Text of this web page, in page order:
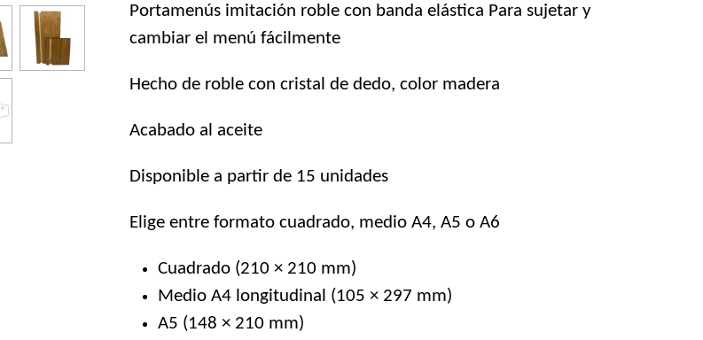
Portamenús imitación roble con banda elástica Para sujetar y
cambiar el menú fácilmente
Hecho de roble con cristal de dedo, color madera
Acabado al aceite
Disponible a partir de 15 unidades
Elige entre formato cuadrado, medio A4, A5 o A6
Cuadrado (210 × 210 mm)
Medio A4 longitudinal (105 × 297 mm)
A5 (148 × 210 mm)